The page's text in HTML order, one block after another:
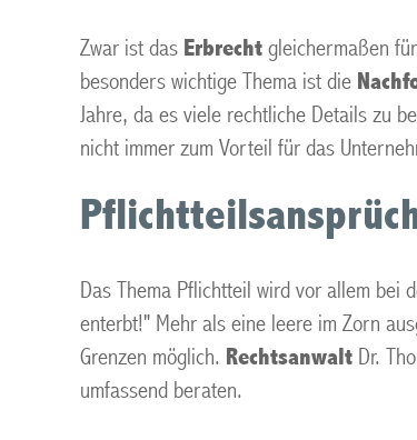
Zwar ist das Erbrecht gleichermaßen
besonders wichtige Thema ist die
Jahre, da es viele rechtliche Details zu
nicht immer zum Vorteil für das
Das Thema Pflichtteil wird vor allem bei
enterbt!" Mehr als eine leere im Zorn
Grenzen möglich. Rechtsanwalt Dr.
umfassend beraten.